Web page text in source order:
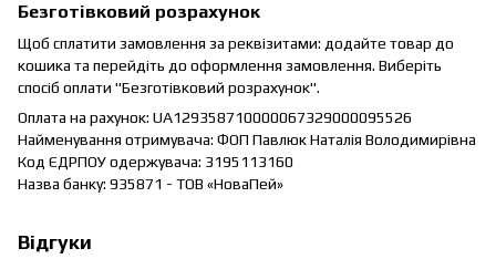
Безготівковий розрахунок
Щоб сплатити замовлення за реквізитами: додайте товар до
кошика та перейдіть до оформлення замовлення. Виберіть
спосіб оплати "Безготівковий розрахунок".
Оплата на рахунок: UA129358710000067329000095526
Найменування отримувача: ФОП Павлюк Наталія Володимирівна
Код ЄДРПОУ одержувача: 3195113160
Назва банку: 935871 - ТОВ «НоваПей»
Відгуки